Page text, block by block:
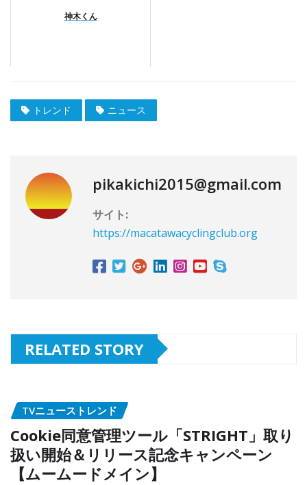
神木くん
トレンド ニュース
pikakichi2015@gmail.com
サイト:
https://macatawacyclingclub.org
RELATED STORY
TVニューストレンド
Cookie同意管理ツール「STRIGHT」取り
扱い開始＆リリース記念キャンペーン
【ムームードメイン】